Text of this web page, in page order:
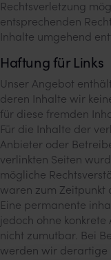
Rechtsverletzung
entsprechenden
Inhalte umgehend
Haftung für Links
Unser Angebot
deren Inhalte wir
für diese fremden
Für die Inhalte der
Anbieter oder
verlinkten Seiten
mögliche
waren zum Zeitpunkt
Eine permanente
jedoch ohne konkrete
nicht zumutbar. Bei
werden wir derartige